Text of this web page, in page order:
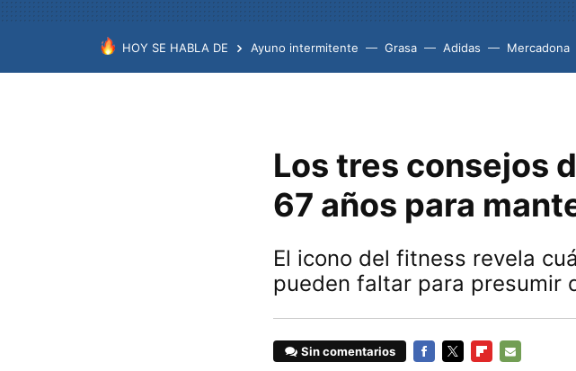
HOY SE HABLA DE Ayuno intermitente Grasa Adidas Mercadona
Los tres consejos
67 años para
El icono del fitness revela
pueden faltar para presumir
Sin comentarios